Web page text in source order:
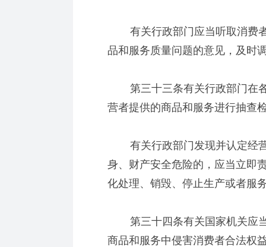
有关行政部门应当听取消费者
品和服务质量问题的意见，及时
第三十三条有关行政部门在各
营者提供的商品和服务进行抽查
有关行政部门发现并认定经营
身、财产安全危险的，应当立即
化处理、销毁、停止生产或者服
第三十四条有关国家机关应当
商品和服务中侵害消费者合法权